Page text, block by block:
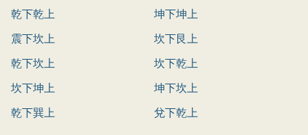
乾下乾上
坤下坤上
震下坎上
坎下艮上
乾下坎上
坎下乾上
坎下坤上
坤下坎上
乾下巽上
兌下乾上